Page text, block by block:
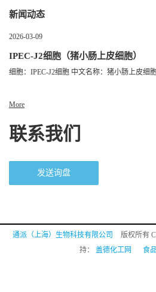
新闻动态
2026-03-09
IPEC-J2细胞（猪小肠上皮细胞）
细胞：IPEC-J2细胞 中文名称：猪小肠上皮细
More
联系我们
发送询盘
通派（上海）生物科技有限公司 版权所有
持： 盖德化工网 食